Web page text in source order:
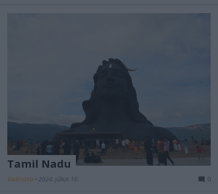
Tamil Nadu
Vadrozsa • 2024. július 16. 0